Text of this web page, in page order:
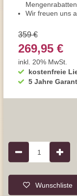
Mengenrabatten
Wir freuen uns
kostenfreie
5 Jahre
359 €
269,95 €
inkl. 20% MwSt.
1
Wunschliste